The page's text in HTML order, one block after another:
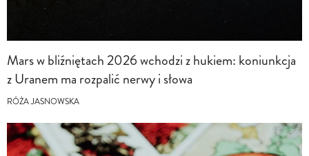
Mars w bliźniętach 2026 wchodzi z hukiem: koniunkcja
z Uranem ma rozpalić nerwy i słowa
RÓŻA JASNOWSKA